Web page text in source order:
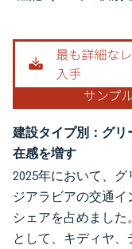
建設タイプ別：グ
在感を増す
2025年において、
ジアラビアの交通イ
シェアを占めまし
として、キディヤ